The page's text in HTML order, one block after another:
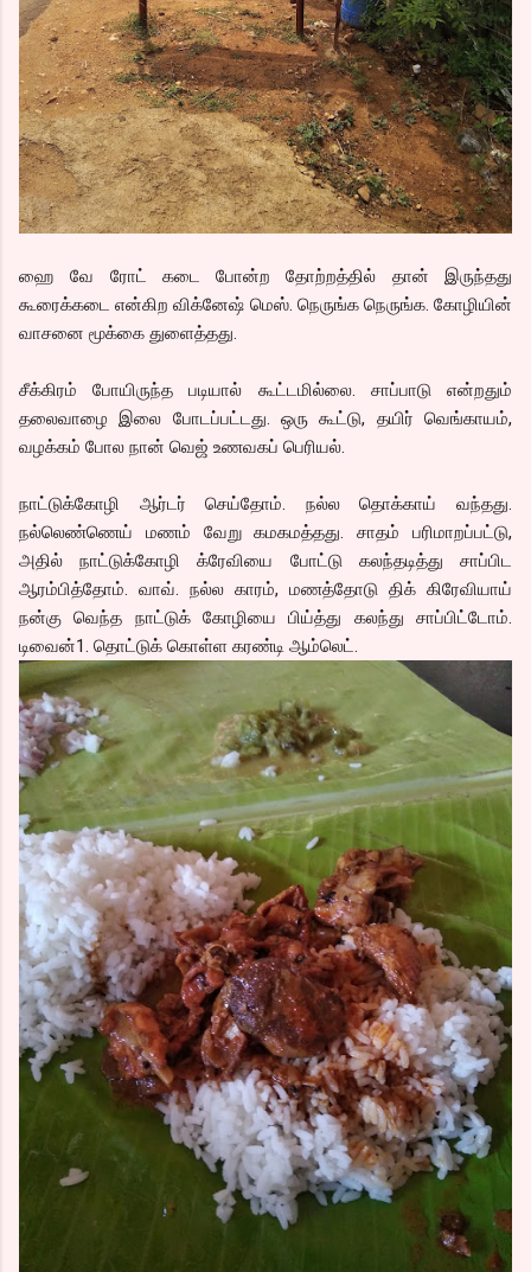
ஹை வே ரோட் கடை போன்ற தோற்றத்தில் தான் இருந்தது
கூரைக்கடை என்கிற விக்னேஷ் மெஸ். நெருங்க நெருங்க. கோழியின்
வாசனை மூக்கை துளைத்தது.
சீக்கிரம் போயிருந்த படியால் கூட்டமில்லை. சாப்பாடு என்றதும்
தலைவாழை இலை போடப்பட்டது. ஒரு கூட்டு, தயிர் வெங்காயம்,
வழக்கம் போல நான் வெஜ் உணவகப் பெரியல்.
நாட்டுக்கோழி ஆர்டர் செய்தோம். நல்ல தொக்காய் வந்தது.
நல்லெண்ணெய் மணம் வேறு கமகமத்தது. சாதம் பரிமாறப்பட்டு,
அதில் நாட்டுக்கோழி க்ரேவியை போட்டு கலந்தடித்து சாப்பிட
ஆரம்பித்தோம். வாவ். நல்ல காரம், மணத்தோடு திக் கிரேவியாய்
நன்கு வெந்த நாட்டுக் கோழியை பிய்த்து கலந்து சாப்பிட்டோம்.
டிவைன்1. தொட்டுக் கொள்ள கரண்டி ஆம்லெட்.